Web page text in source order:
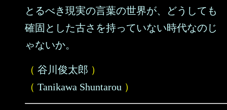
とるべき現実の言葉の世界が、どうしても
確固とした古さを持っていない時代なのじ
ゃないか。
（ 谷川俊太郎 ）
（ Tanikawa Shuntarou ）